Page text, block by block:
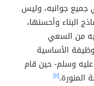
جميع جوانبه، وليس
البناء وأحسنها،
من السعي
الأساسية
وسلم- حين قام
المنورة.[١١]